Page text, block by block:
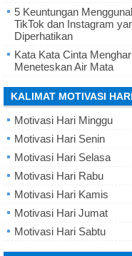
5 Keuntungan
TikTok dan Instagram
Diperhatikan
Kata Kata Cinta
Meneteskan Air Mata
KALIMAT MOTIVASI
Motivasi Hari Minggu
Motivasi Hari Senin
Motivasi Hari Selasa
Motivasi Hari Rabu
Motivasi Hari Kamis
Motivasi Hari Jumat
Motivasi Hari Sabtu